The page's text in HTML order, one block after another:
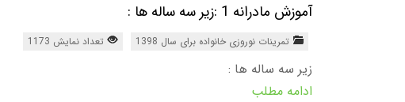
آموزش مادرانه 1 :زیر سه ساله ها :
تمرینات نوروزی خانواده برای سال 1398 تعداد نمایش 1173
زیر سه ساله ها :
ادامه مطلب